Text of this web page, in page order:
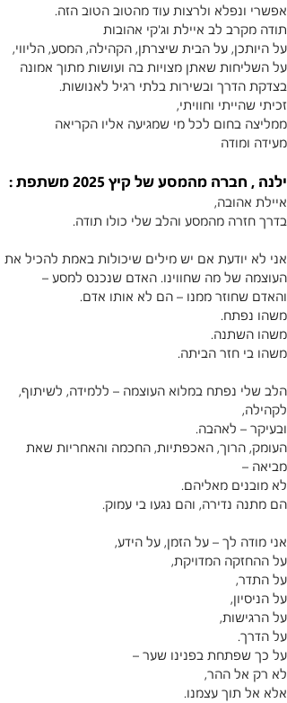
אפשרי ונפלא ולרצות עוד מהטוב הטוב הזה.
תודה מקרב לב איילת וג'קי אהובות
על היותכן, על הבית שיצרתן, הקהילה, המסע, הליווי,
על השליחות שאתן מצויות בה ועושות מתוך אמונה
בצדקת הדרך ובשירות בלתי רגיל לאנושות.
זכיתי שהייתי וחוויתי,
ממליצה בחום לכל מי שמגיעה אליו הקריאה
מעידה ומודה
ילנה , חברה מהמסע של קיץ 2025 משתפת :
איילת אהובה,
בדרך חזרה מהמסע והלב שלי כולו תודה.
אני לא יודעת אם יש מילים שיכולות באמת להכיל את
העוצמה של מה שחווינו. האדם שנכנס למסע –
והאדם שחוזר ממנו – הם לא אותו אדם.
משהו נפתח.
משהו השתנה.
משהו בי חזר הביתה.
הלב שלי נפתח במלוא העוצמה – ללמידה, לשיתוף,
לקהילה,
ובעיקר – לאהבה.
העומק, הרוך, האכפתיות, החכמה והאחריות שאת
מביאה –
לא מובנים מאליהם.
הם מתנה נדירה, והם נגעו בי עמוק.
אני מודה לך – על הזמן, על הידע,
על ההחזקה המדויקת,
על התדר,
על הניסיון,
על הרגישות,
על הדרך.
על כך שפתחת בפנינו שער –
לא רק אל ההר,
אלא אל תוך עצמנו.